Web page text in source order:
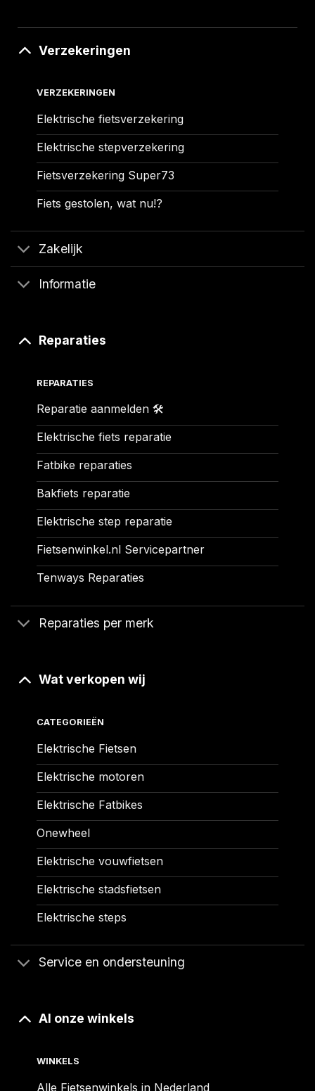
Verzekeringen
VERZEKERINGEN
Elektrische fietsverzekering
Elektrische stepverzekering
Fietsverzekering Super73
Fiets gestolen, wat nu!?
Zakelijk
Informatie
Reparaties
REPARATIES
Reparatie aanmelden 🛠️
Elektrische fiets reparatie
Fatbike reparaties
Bakfiets reparatie
Elektrische step reparatie
Fietsenwinkel.nl Servicepartner
Tenways Reparaties
Reparaties per merk
Wat verkopen wij
CATEGORIEËN
Elektrische Fietsen
Elektrische motoren
Elektrische Fatbikes
Onewheel
Elektrische vouwfietsen
Elektrische stadsfietsen
Elektrische steps
Service en ondersteuning
Al onze winkels
WINKELS
Alle Fietsenwinkels in Nederland